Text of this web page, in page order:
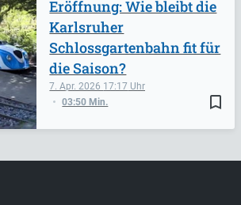
bookmark_border
7. Apr. 2026 17:17
03:50 Min.
Eröffnung: Wie bleibt die
Karlsruher
Schlossgartenbahn fit für
die Saison?